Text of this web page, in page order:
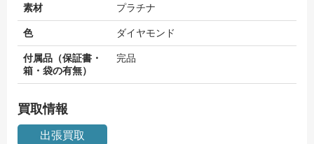
素材 プラチナ
色 ダイヤモンド
付属品（保証書・
箱・袋の有無）
完品
買取情報
出張買取